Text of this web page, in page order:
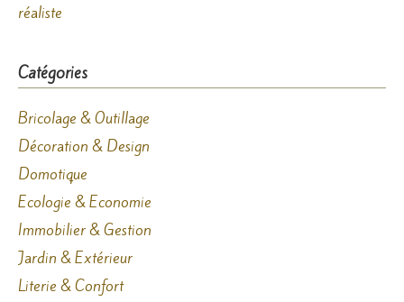
réaliste
Catégories
Bricolage & Outillage
Décoration & Design
Domotique
Ecologie & Economie
Immobilier & Gestion
Jardin & Extérieur
Literie & Confort